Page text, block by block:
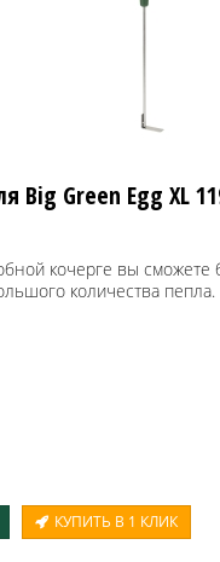
Big Green Egg XL
кочерге вы сможете
количества
КУПИТЬ В 1 КЛИК